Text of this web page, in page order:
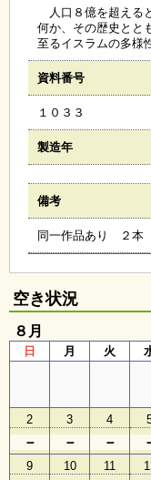
ギ
ラ
ー
オ
ラ
イ
マ
ガ
ジ
ン
い
う
並
木
人口８億を超える
何か、その歴史とと
至るイスラムの多様
資料番号
１０３３
製造年
備考
同一作品あり ２本
空き状況
８月
日 月 火
2
－
3
－
4
－
9 10 11